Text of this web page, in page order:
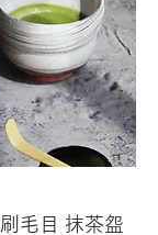
毛目 抹茶盌